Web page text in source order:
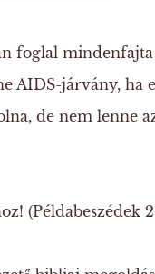
foglal
AIDS-járvány, ha
de nem lenne
(Példabeszédek